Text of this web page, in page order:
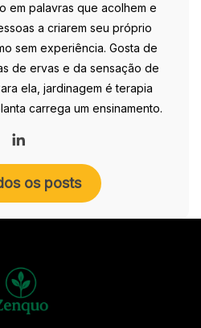
em palavras que acolhem e
a criarem seu próprio
sem experiência. Gosta de
de ervas e da sensação de
ela, jardinagem é terapia
carrega um ensinamento.
os posts